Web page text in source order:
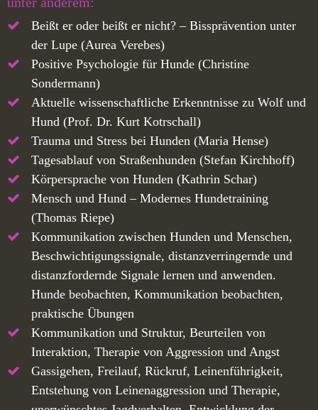
Beißt er oder beißt er nicht? – Bissprävention unter
der Lupe (Aurea Verebes)
Positive Psychologie für Hunde (Christine
Sondermann)
Aktuelle wissenschaftliche Erkenntnisse zu Wolf und
Hund (Prof. Dr. Kurt Kotrschall)
Trauma und Stress bei Hunden (Maria Hense)
Tagesablauf von Straßenhunden (Stefan Kirchhoff)
Körpersprache von Hunden (Kathrin Schar)
Mensch und Hund – Modernes Hundetraining
(Thomas Riepe)
Kommunikation zwischen Hunden und Menschen,
Beschwichtigungssignale, distanzverringernde und
distanzfordernde Signale lernen und anwenden.
Hunde beobachten, Kommunikation beobachten,
praktische Übungen
Kommunikation und Struktur, Beurteilen von
Interaktion, Therapie von Aggression und Angst
Gassigehen, Freilauf, Rückruf, Leinenführigkeit,
Entstehung von Leinenaggression und Therapie,